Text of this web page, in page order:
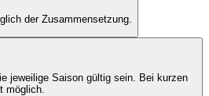
der Zusammensetzung.
jeweilige Saison gültig sein. Bei kurzen
möglich.